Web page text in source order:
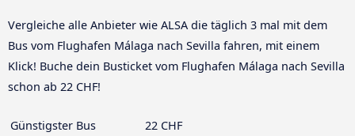
Vergleiche alle Anbieter wie ALSA die täglich 3 mal mit dem
Bus vom Flughafen Málaga nach Sevilla fahren, mit einem
Klick! Buche dein Busticket vom Flughafen Málaga nach Sevilla
schon ab 22 CHF!
Günstigster Bus
22 CHF